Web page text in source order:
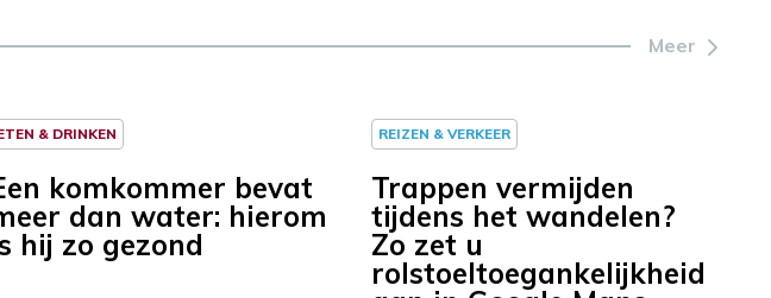
Meer
& DRINKEN
komkommer bevat
dan water: hierom
hij zo gezond
REIZEN & VERKEER
Trappen vermijden
tijdens het wandelen?
Zo zet u
rolstoeltoegankelijkheid